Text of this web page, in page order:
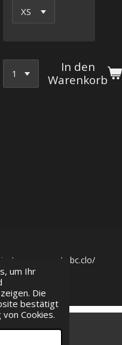
um Ihr
Die
bestätigt
Cookies.
In den
Warenkorb
mbc.clo/